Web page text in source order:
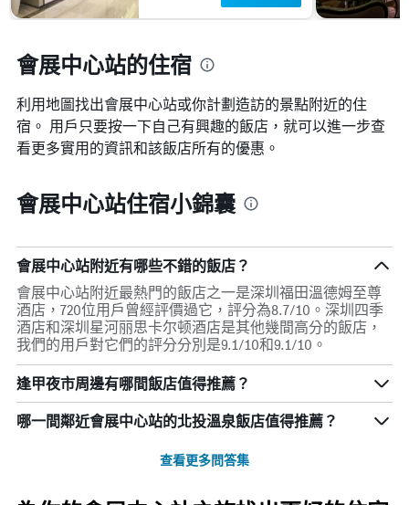
會展中心站的住宿
利用地圖找出會展中心站​​或你計劃造訪的景點附近的住
宿。 用戶只要按一下自己有興趣的飯店，就可以進一步查
看更多實用的資訊和該飯店所有的優惠。
會展中心站住宿小錦囊
會展中心站附近有哪些不錯的飯店？
會展中心站附近最熱門的飯店之一是深圳福田溫德姆至尊
酒店，720位用戶曾經評價過它，評分為8.7/10。深圳四季
酒店和深圳星河丽思卡尔顿酒店是其他幾間高分的飯店，
我們的用戶對它們的評分分別是9.1/10和9.1/10。
逢甲夜市周邊有哪間飯店值得推薦？
哪一間鄰近會展中心站的北投溫泉飯店值得推薦？
查看更多問答集